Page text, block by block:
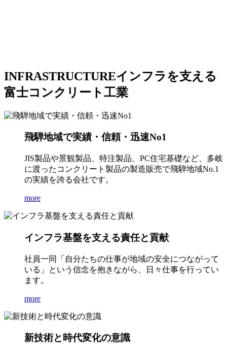
INFRASTRUCTUREインフラを支える
富士コンクリート工業
飛騨地域で実績・信頼・迅速No1
JIS製品や景観製品、特注製品、PC住宅基礎など、多岐
に渡ったコンクリート製品の製造販売で飛騨地域No.1
の実績を誇る会社です。
more
インフラ基盤を支える責任と貢献
社員一同「自分たちの仕事が地域の安全につながって
いる」という信念を抱きながら、日々仕事を行ってい
ます。
more
新技術と時代変化の意識